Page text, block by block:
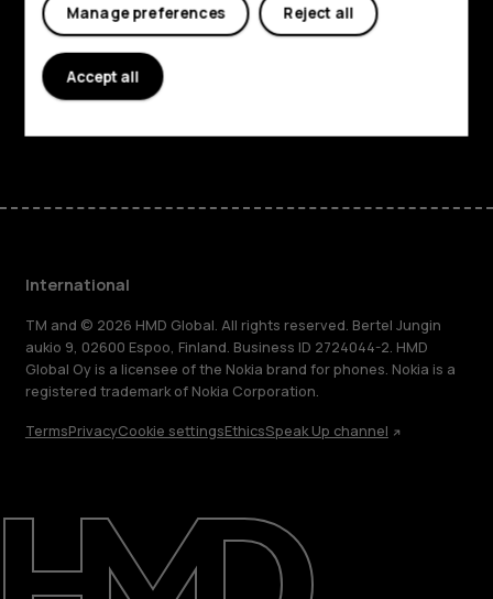
Repair, reuse, recycle
Sustainability
Support
Planet and people
Support
International
TM and © 2026 HMD Global. All rights reserved. Bertel Jungin
aukio 9, 02600 Espoo, Finland. Business ID 2724044-2. HMD
Global Oy is a licensee of the Nokia brand for phones. Nokia is a
registered trademark of Nokia Corporation.
TermsPrivacyCookie settingsEthicsSpeak Up channel
Reject all
Manage preferences
Accept all